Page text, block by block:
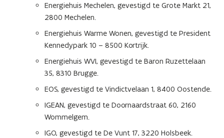
Energiehuis Mechelen, gevestigd te Grote Markt 21,
2800 Mechelen.
Energiehuis Warme Wonen, gevestigd te President
Kennedypark 10 – 8500 Kortrijk.
Energiehuis WVI, gevestigd te Baron Ruzettelaan
35, 8310 Brugge.
EOS, gevestigd te Vindictvelaan 1, 8400 Oostende.
IGEAN, gevestigd te Doornaardstraat 60, 2160
Wommelgem.
IGO, gevestigd te De Vunt 17, 3220 Holsbeek.